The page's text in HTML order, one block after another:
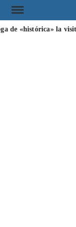
de «histórica» la